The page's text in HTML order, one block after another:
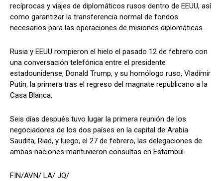
recíprocas y viajes de diplomáticos rusos dentro de EEUU, así
como garantizar la transferencia normal de fondos
necesarios para las operaciones de misiones diplomáticas.
Rusia y EEUU rompieron el hielo el pasado 12 de febrero con
una conversación telefónica entre el presidente
estadounidense, Donald Trump, y su homólogo ruso, Vladímir
Putin, la primera tras el regreso del magnate republicano a la
Casa Blanca.
Seis días después tuvo lugar la primera reunión de los
negociadores de los dos países en la capital de Arabia
Saudita, Riad, y luego, el 27 de febrero, las delegaciones de
ambas naciones mantuvieron consultas en Estambul.
FIN/AVN/ LA/ JQ/